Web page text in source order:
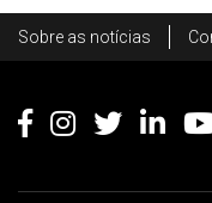
Footer
Sobre as notícias